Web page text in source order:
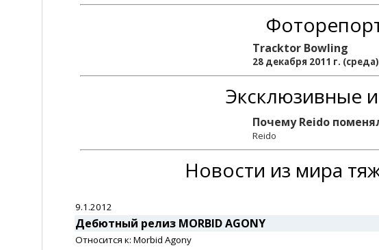
Tracktor Bowling
28 декабря 2011 г.
Эксклюзивные
Почему Reido
Reido
Новости из мира
9.1.2012
Дебютный релиз MORBID AGONY
Относится к: Morbid Agony